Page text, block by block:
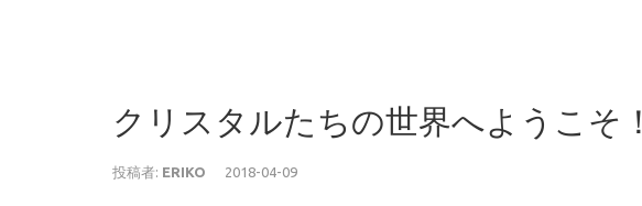
クリスタルたちの世界へようこそ！
投稿者: ERIKO 2018-04-09